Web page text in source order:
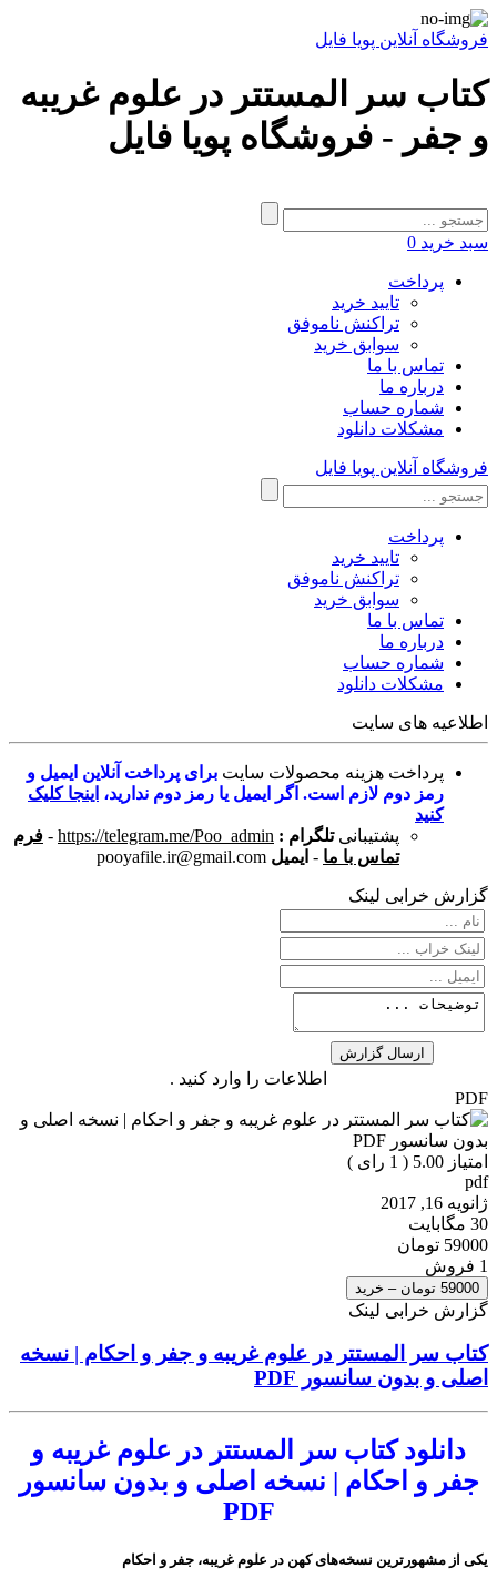
فروشگاه آنلاین پویا فایل
کتاب سر المستتر در علوم غریبه
و جفر - فروشگاه پویا فایل
سبد خرید 0
پرداخت
تایید خرید
تراکنش ناموفق
سوابق خرید
تماس با ما
درباره ما
شماره حساب
مشکلات دانلود
فروشگاه آنلاین پویا فایل
پرداخت
تایید خرید
تراکنش ناموفق
سوابق خرید
تماس با ما
درباره ما
شماره حساب
مشکلات دانلود
اطلاعیه های سایت
پرداخت هزینه محصولات سایت برای پرداخت آنلاین ایمیل و
رمز دوم لازم است. اگر ایمیل یا رمز دوم ندارید، اینجا کلیک
کنید
پشتیبانی تلگرام : https://telegram.me/Poo_admin
- فرم
تماس با ما - ایمیل pooyafile.ir@gmail.com
گزارش خرابی لینک
اطلاعات را وارد کنید .
PDF
امتیاز 5.00 ( 1 رای )
pdf
ژانویه 16, 2017
30 مگابایت
59000 تومان
1 فروش
59000 تومان – خرید
گزارش خرابی لینک
کتاب سر المستتر در علوم غریبه و جفر و احکام | نسخه
اصلی و بدون سانسور PDF
دانلود کتاب سر المستتر در علوم غریبه و
جفر و احکام | نسخه اصلی و بدون سانسور
PDF
یکی از مشهورترین نسخه‌های کهن در علوم غریبه، جفر و احکام